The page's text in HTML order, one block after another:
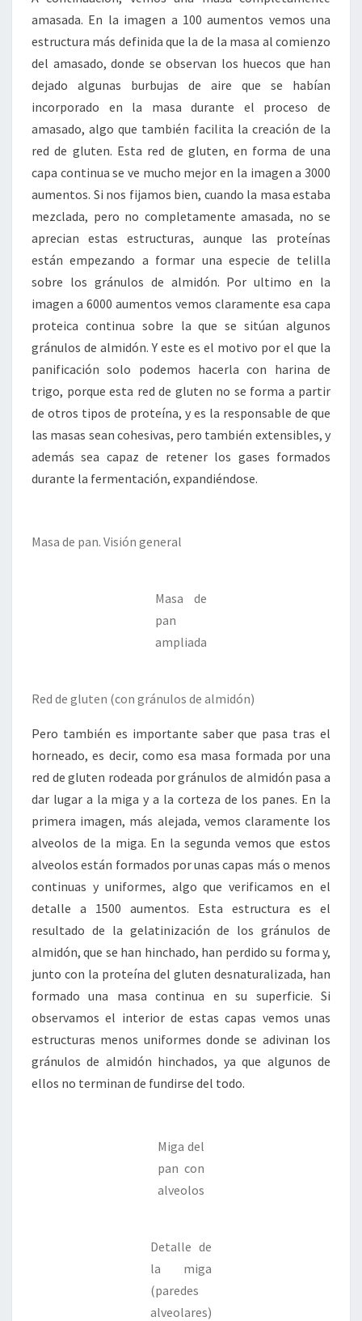
amasada. En la imagen a 100 aumentos vemos una
estructura más definida que la de la masa al comienzo
del amasado, donde se observan los huecos que han
dejado algunas burbujas de aire que se habían
incorporado en la masa durante el proceso de
amasado, algo que también facilita la creación de la
red de gluten. Esta red de gluten, en forma de una
capa continua se ve mucho mejor en la imagen a 3000
aumentos. Si nos fijamos bien, cuando la masa estaba
mezclada, pero no completamente amasada, no se
aprecian estas estructuras, aunque las proteínas
están empezando a formar una especie de telilla
sobre los gránulos de almidón. Por ultimo en la
imagen a 6000 aumentos vemos claramente esa capa
proteica continua sobre la que se sitúan algunos
gránulos de almidón. Y este es el motivo por el que la
panificación solo podemos hacerla con harina de
trigo, porque esta red de gluten no se forma a partir
de otros tipos de proteína, y es la responsable de que
las masas sean cohesivas, pero también extensibles, y
además sea capaz de retener los gases formados
durante la fermentación, expandiéndose.
Masa de pan. Visión general
Masa de
pan
ampliada
Red de gluten (con gránulos de almidón)
Pero también es importante saber que pasa tras el
horneado, es decir, como esa masa formada por una
red de gluten rodeada por gránulos de almidón pasa a
dar lugar a la miga y a la corteza de los panes. En la
primera imagen, más alejada, vemos claramente los
alveolos de la miga. En la segunda vemos que estos
alveolos están formados por unas capas más o menos
continuas y uniformes, algo que verificamos en el
detalle a 1500 aumentos. Esta estructura es el
resultado de la gelatinización de los gránulos de
almidón, que se han hinchado, han perdido su forma y,
junto con la proteína del gluten desnaturalizada, han
formado una masa continua en su superficie. Si
observamos el interior de estas capas vemos unas
estructuras menos uniformes donde se adivinan los
gránulos de almidón hinchados, ya que algunos de
ellos no terminan de fundirse del todo.
Miga del
pan con
alveolos
Detalle de
la miga
(paredes
alveolares)